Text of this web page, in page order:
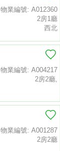
物業編號: A012360
2房1廳
西北
物業編號: A004217
2房2廳,
物業編號: A001287
2房2廳